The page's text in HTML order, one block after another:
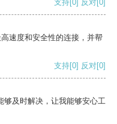
支持[0] 反对[0]
速度和安全性的连接，并帮
支持[0] 反对[0]
够及时解决，让我能够安心工